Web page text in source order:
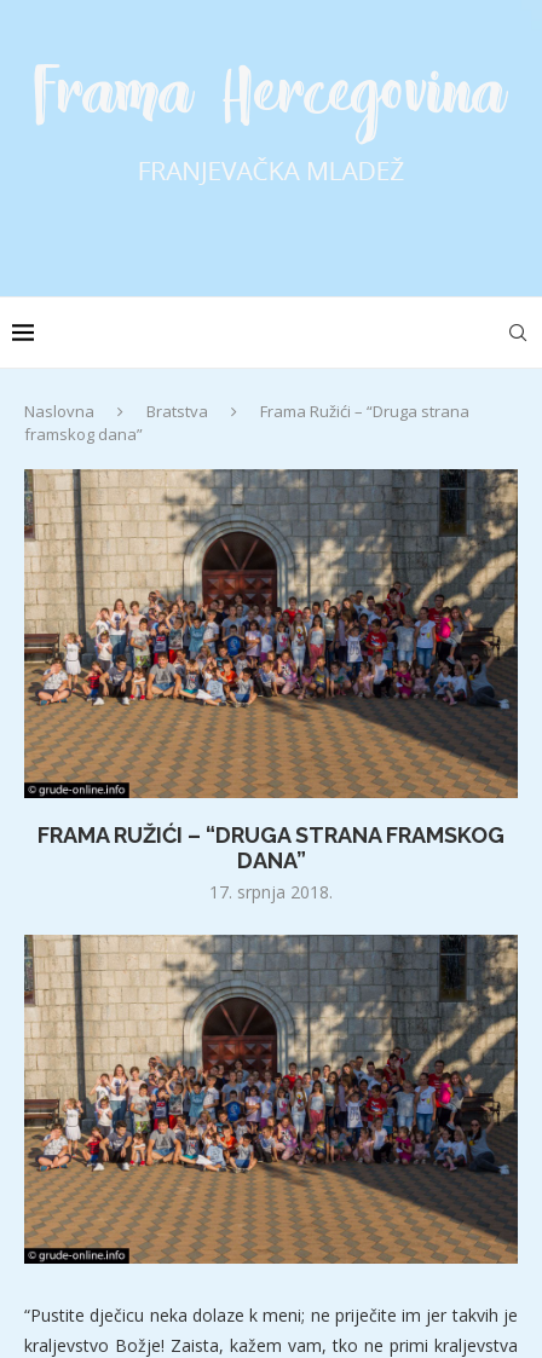
Naslovna Bratstva
Frama Ružići – “Druga strana
framskog dana”
FRAMA RUŽIĆI – “DRUGA STRANA FRAMSKOG
DANA”
17. srpnja 2018.
“Pustite dječicu neka dolaze k meni; ne priječite im jer takvih je
kraljevstvo Božje! Zaista, kažem vam, tko ne primi kraljevstva